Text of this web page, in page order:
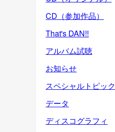
CD（参加作品）
That's DAN!!
アルバム試聴
お知らせ
スペシャルトピック
データ
ディスコグラフィ